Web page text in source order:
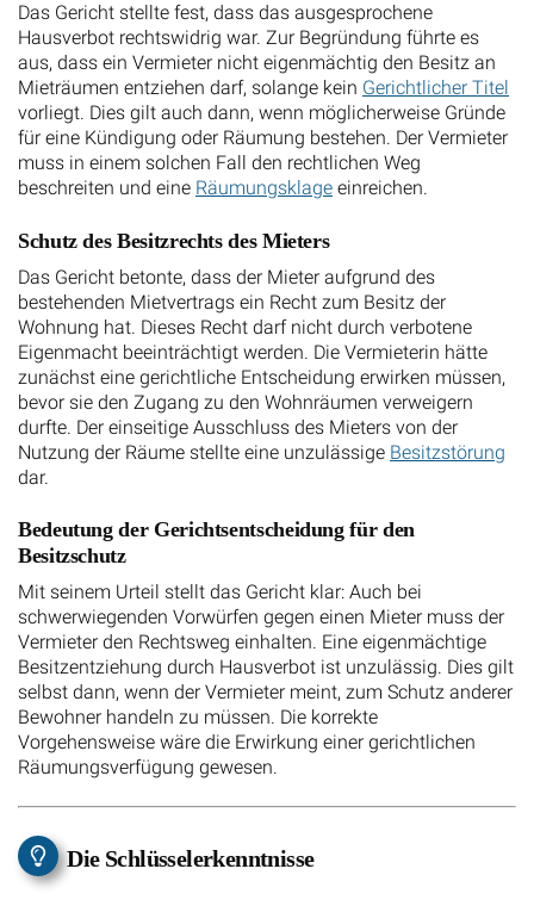
Das Gericht stellte fest, dass das ausgesprochene
Hausverbot rechtswidrig war. Zur Begründung führte es
aus, dass ein Vermieter nicht eigenmächtig den Besitz an
Mieträumen entziehen darf, solange kein Gerichtlicher Titel
vorliegt. Dies gilt auch dann, wenn möglicherweise Gründe
für eine Kündigung oder Räumung bestehen. Der Vermieter
muss in einem solchen Fall den rechtlichen Weg
beschreiten und eine Räumungsklage einreichen.
Schutz des Besitzrechts des Mieters
Das Gericht betonte, dass der Mieter aufgrund des
bestehenden Mietvertrags ein Recht zum Besitz der
Wohnung hat. Dieses Recht darf nicht durch verbotene
Eigenmacht beeinträchtigt werden. Die Vermieterin hätte
zunächst eine gerichtliche Entscheidung erwirken müssen,
bevor sie den Zugang zu den Wohnräumen verweigern
durfte. Der einseitige Ausschluss des Mieters von der
Nutzung der Räume stellte eine unzulässige Besitzstörung
dar.
Bedeutung der Gerichtsentscheidung für den
Besitzschutz
Mit seinem Urteil stellt das Gericht klar: Auch bei
schwerwiegenden Vorwürfen gegen einen Mieter muss der
Vermieter den Rechtsweg einhalten. Eine eigenmächtige
Besitzentziehung durch Hausverbot ist unzulässig. Dies gilt
selbst dann, wenn der Vermieter meint, zum Schutz anderer
Bewohner handeln zu müssen. Die korrekte
Vorgehensweise wäre die Erwirkung einer gerichtlichen
Räumungsverfügung gewesen.
Die Schlüsselerkenntnisse